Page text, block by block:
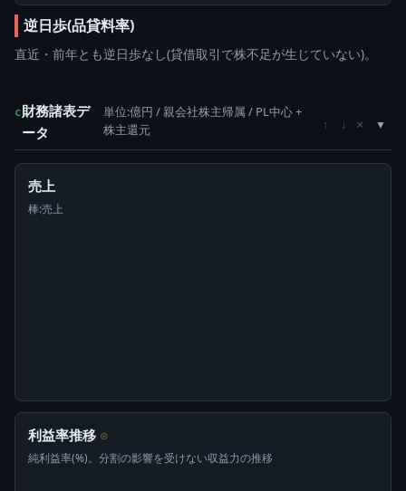
逆日歩(品貸料率)
直近・前年とも逆日歩なし(貸借取引で株不足が生じていない)。
c財務諸表デ
ータ
単位:億円 / 親会社株主帰属 / PL中心 +
株主還元
↑ ↓ ×
売上
棒:売上
利益率推移 ⊙
純利益率(%)。分割の影響を受けない収益力の推移